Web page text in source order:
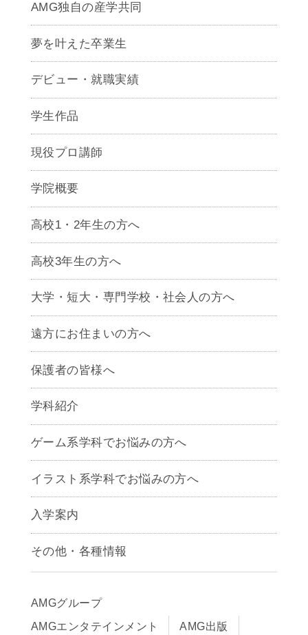
AMG独自の産学共同
夢を叶えた卒業生
デビュー・就職実績
学生作品
現役プロ講師
学院概要
高校1・2年生の方へ
高校3年生の方へ
大学・短大・専門学校・社会人の方へ
遠方にお住まいの方へ
保護者の皆様へ
学科紹介
ゲームクリエイター学科
CG学科
アニメーション学科
声優学科
ゲーム系学科でお悩みの方へ
イラスト系学科でお悩みの方へ
入学案内
募集要項
早期出願制度・AOエントリー
入学までの流れ
学費サポート・各種制度
その他・各種情報
アクセス
サイトポリシー
AMGグループ
AMGエンタテインメント
AMG出版